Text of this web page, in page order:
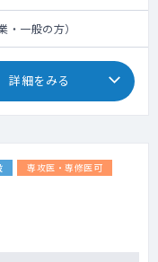
・一般の方）
詳細をみる
専攻医・専修医可